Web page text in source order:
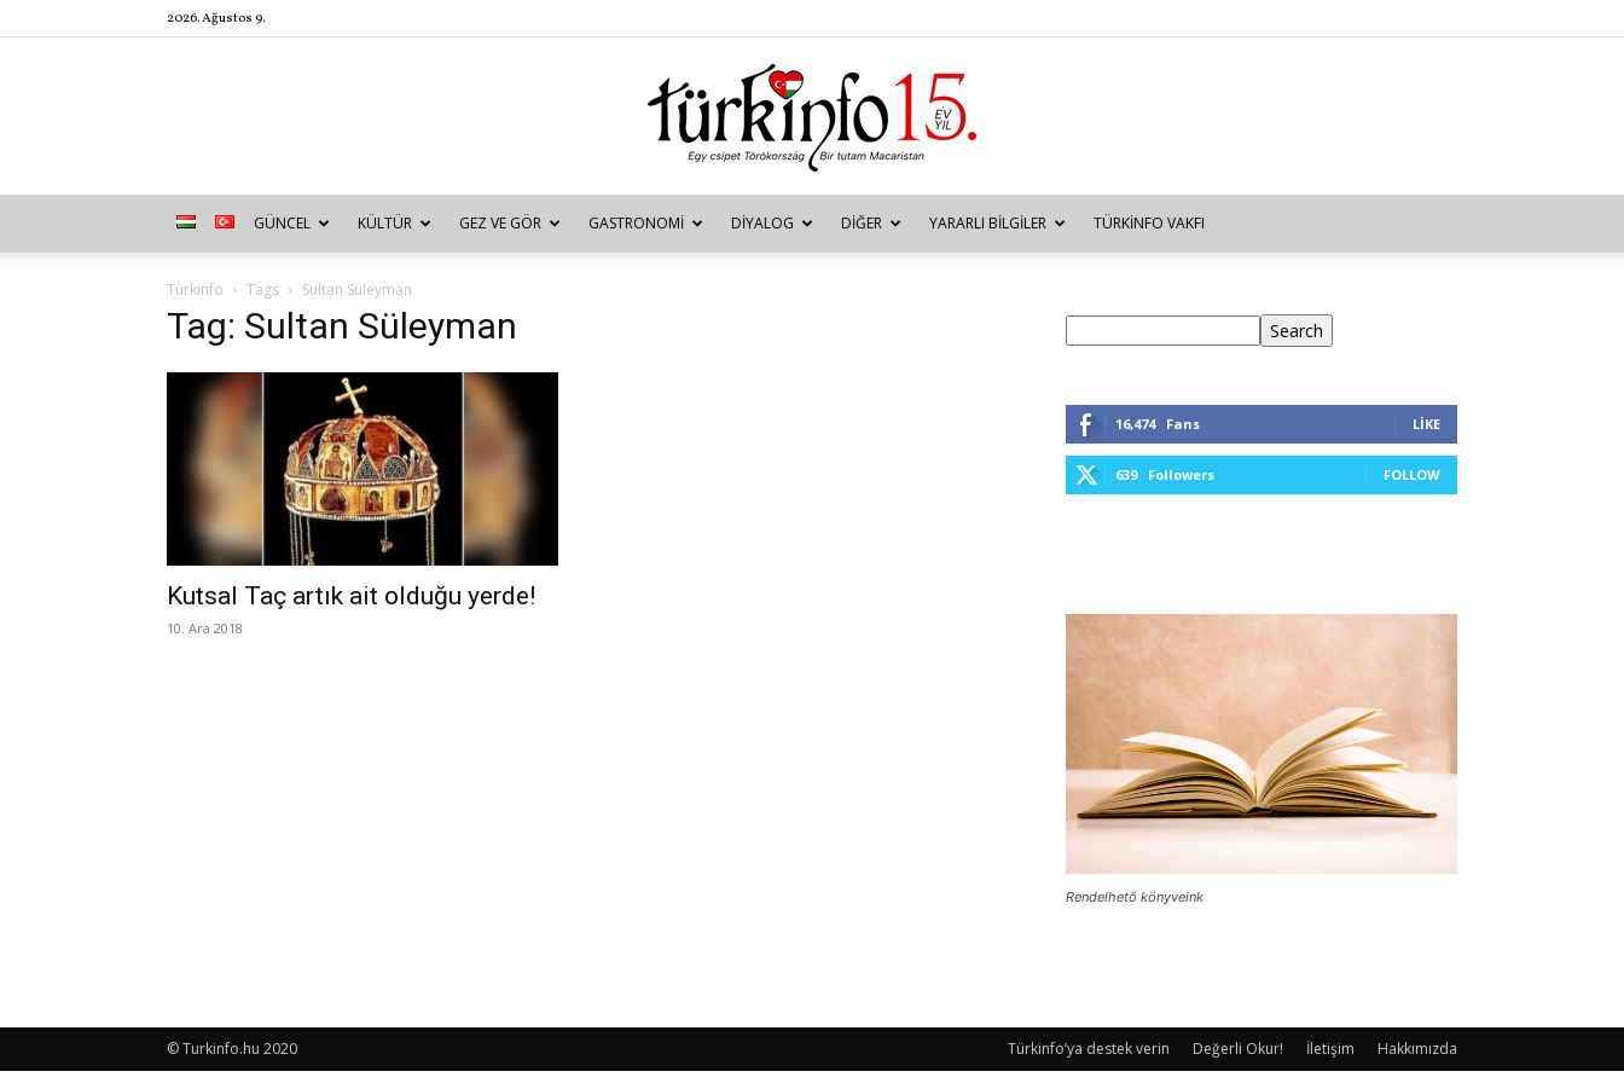
2026. Ağustos 9.
Türkinfo
GÜNCEL KÜLTÜR GEZ VE GÖR GASTRONOMI DIYALOG DIĞER YARARLI BILGILER TÜRKINFO VAKFI
Türkinfo Tags Sultan Süleyman
Tag: Sultan Süleyman
Kutsal Taç artık ait olduğu yerde!
10. Ara 2018
Search
16,474 Fans LIKE
639 Followers FOLLOW
Rendelhető könyveink
Türkinfo’ya destek verin Değerli Okur! İletişim Hakkımızda
© Turkinfo.hu 2020